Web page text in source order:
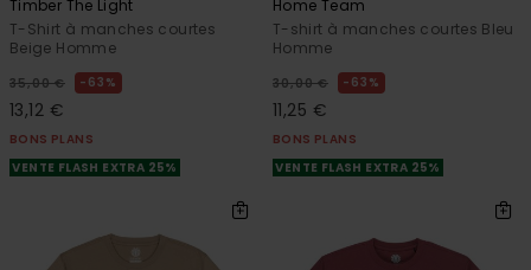
Timber The Light
T-Shirt à manches courtes
Beige Homme
35,00 € 63%
13,12 €
BONS PLANS
VENTE FLASH EXTRA 25%
Home Team
T-shirt à manches courtes Bleu
Homme
30,00 € 63%
11,25 €
BONS PLANS
VENTE FLASH EXTRA 25%